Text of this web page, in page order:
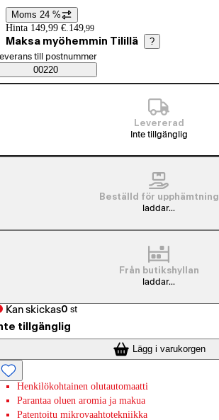
Prisinformation
Moms 24 %
Hinta 149,99 €. 149,99
Maksa myöhemmin Tilillä ?
Saatavuustiedot
beställningssätt
till postnummer
00220
Levererad
Inte tillgänglig
Beställd för upphämtning
laddar...
Från butikshyllan
laddar...
Kan skickas0 st
tillgänglig
Lägg i varukorgen
Henkilökohtainen olutautomaatti
Parantaa oluen aromia ja makua
Patentoitu mikrovaahtotekniikka